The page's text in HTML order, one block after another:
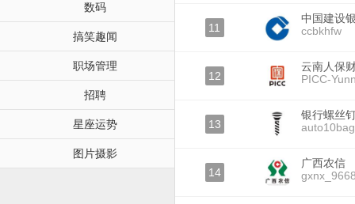
数码
搞笑趣闻
职场管理
招聘
星座运势
图片摄影
11
中国建设
ccbkhfw
12
云南人保
PICC-
13
银行螺丝
14
广西农信